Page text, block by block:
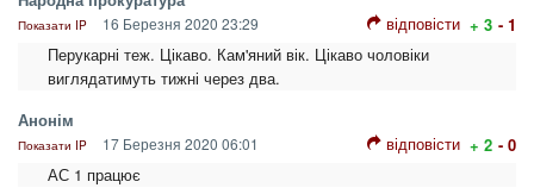
Показати IP 16 Березня 2020 23:29 відповісти + 3 - 1
Перукарні теж. Цікаво. Кам'яний вік. Цікаво чоловіки
виглядатимуть тижні через два.
Анонім
Показати IP 17 Березня 2020 06:01 відповісти + 2 - 0
АС 1 працює